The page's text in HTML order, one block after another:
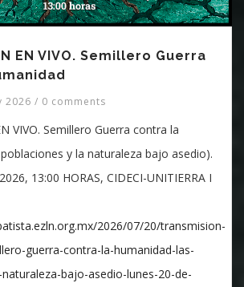
EN VIVO. Semillero Guerra
2026 / 0 comments
VIVO. Semillero Guerra contra la
y la naturaleza bajo asedio).
13:00 HORAS, CIDECI-UNITIERRA I
2026/07/20/transmision-
guerra-contra-la-humanidad-las-
bajo-asedio-lunes-20-de-